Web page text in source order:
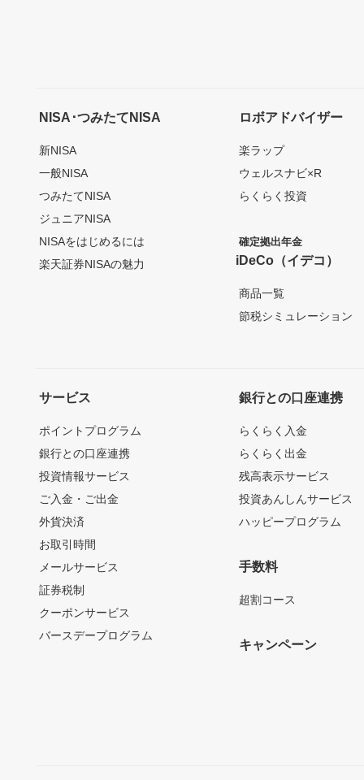
NISA･つみたてNISA
新NISA
一般NISA
つみたてNISA
ジュニアNISA
NISAをはじめるには
楽天証券NISAの魅力
ロボアドバイザー
楽ラップ
ウェルスナビ×R
らくらく投資
確定拠出年金
iDeCo（イデコ）
商品一覧
節税シミュレーション
サービス
ポイントプログラム
銀行との口座連携
投資情報サービス
ご入金・ご出金
外貨決済
お取引時間
メールサービス
証券税制
クーポンサービス
バースデープログラム
銀行との口座連携
らくらく入金
らくらく出金
残高表示サービス
投資あんしんサービス
ハッピープログラム
手数料
超割コース
キャンペーン